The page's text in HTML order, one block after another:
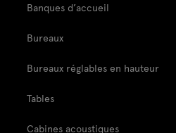
Banques d’accueil
Bureaux
Bureaux réglables en hauteur
Tables
Cabines acoustiques